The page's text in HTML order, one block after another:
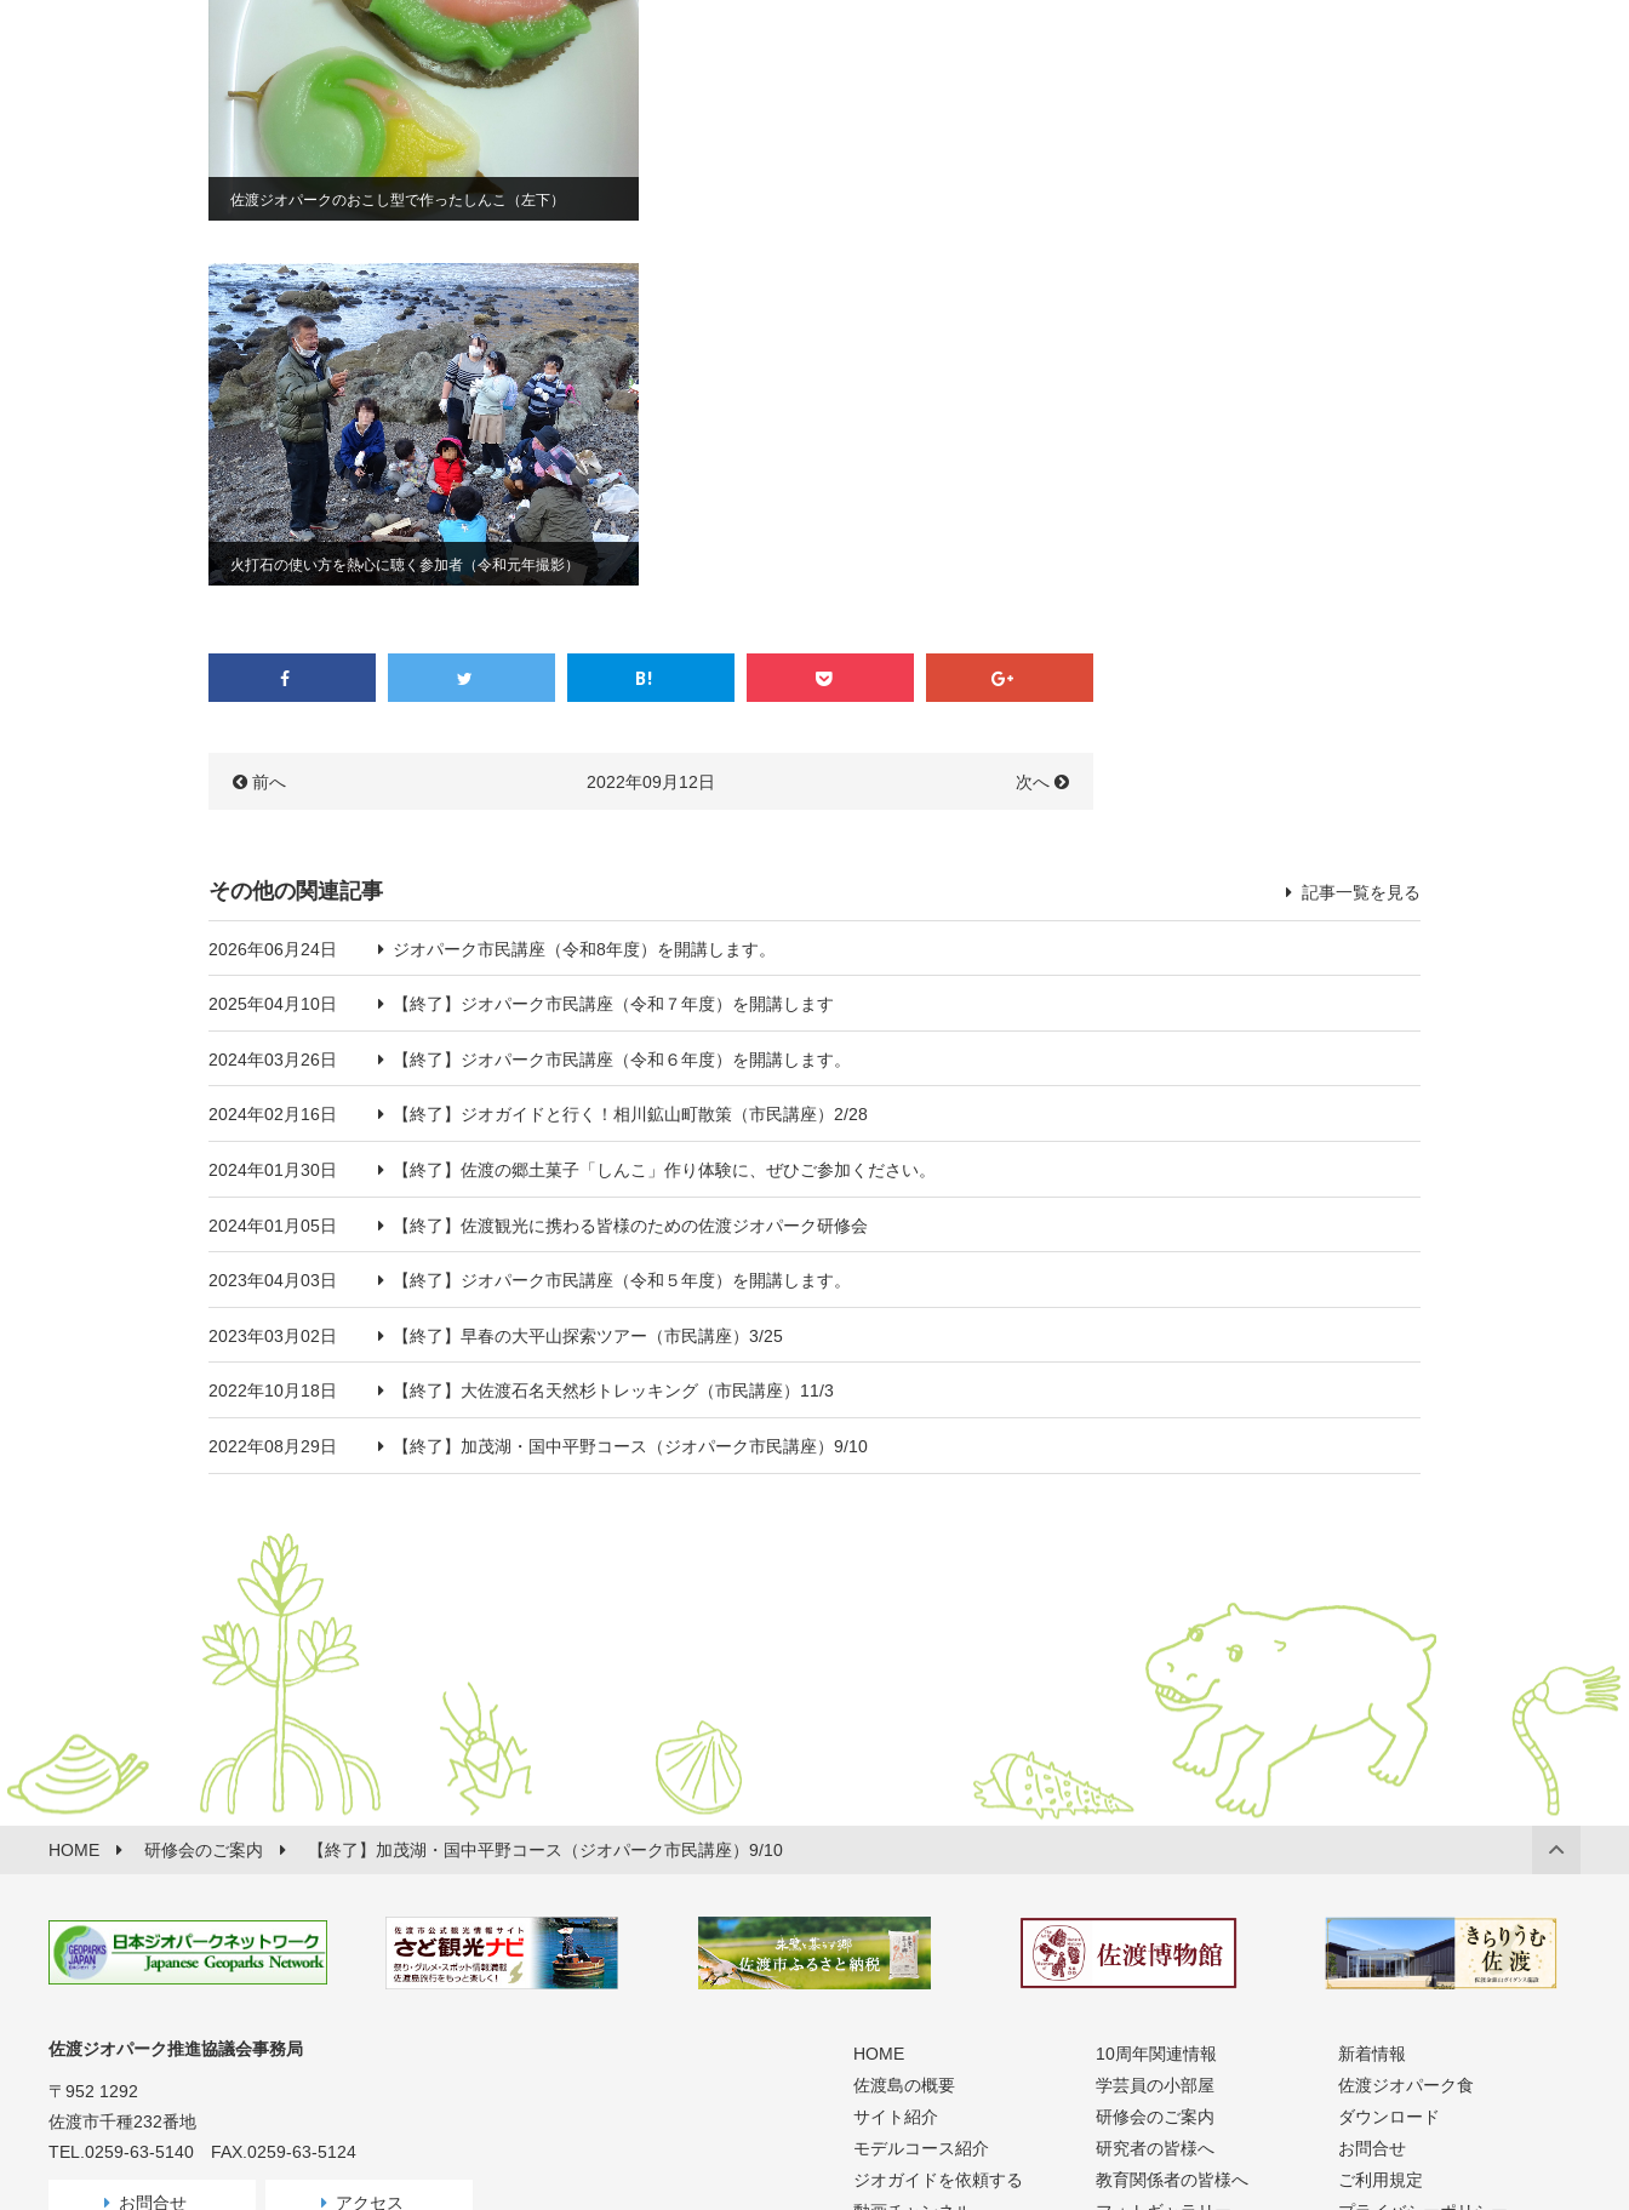
佐渡ジオパークのおこし型で作ったしんこ（左下）
火打石の使い方を熱心に聴く参加者（令和元年撮影）
2022年09月12日
前へ 次へ
その他の関連記事 記事一覧を見る
2026年06月24日 ジオパーク市民講座（令和8年度）を開講します。
2025年04月10日 【終了】ジオパーク市民講座（令和７年度）を開講します
2024年03月26日 【終了】ジオパーク市民講座（令和６年度）を開講します。
2024年02月16日 【終了】ジオガイドと行く！相川鉱山町散策（市民講座）2/28
2024年01月30日 【終了】佐渡の郷土菓子「しんこ」作り体験に、ぜひご参加ください。
2024年01月05日 【終了】佐渡観光に携わる皆様のための佐渡ジオパーク研修会
2023年04月03日 【終了】ジオパーク市民講座（令和５年度）を開講します。
2023年03月02日 【終了】早春の大平山探索ツアー（市民講座）3/25
2022年10月18日 【終了】大佐渡石名天然杉トレッキング（市民講座）11/3
2022年08月29日 【終了】加茂湖・国中平野コース（ジオパーク市民講座）9/10
HOME 研修会のご案内 【終了】加茂湖・国中平野コース（ジオパーク市民講座）9/10
佐渡ジオパーク推進協議会事務局
〒952 1292
佐渡市千種232番地
TEL.0259-63-5140 FAX.0259-63-5124
お問合せ アクセス
HOME
佐渡島の概要
サイト紹介
モデルコース紹介
ジオガイドを依頼する
10周年関連情報
学芸員の小部屋
研修会のご案内
研究者の皆様へ
教育関係者の皆様へ
新着情報
佐渡ジオパーク食
ダウンロード
お問合せ
ご利用規定